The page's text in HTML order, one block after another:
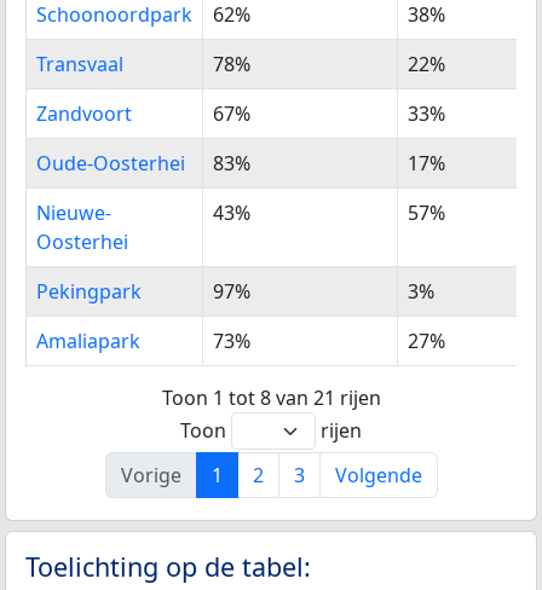
Schoonoordpark
62%
38%
Transvaal
78%
22%
Zandvoort
67%
33%
Oude-Oosterhei
83%
17%
Nieuwe-
Oosterhei
43% 57%
Pekingpark 97%
3%
Amaliapark
73% 27%
Toon 1 tot 8 van 21 rijen
Toon
rijen
Vorige
1 2 3 Volgende
Toelichting op de tabel: